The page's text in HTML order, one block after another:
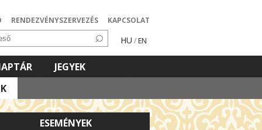
RENDEZVÉNYSZERVEZÉS KAPCSOLAT
HU / EN
JEGYEK
ESEMÉNYEK